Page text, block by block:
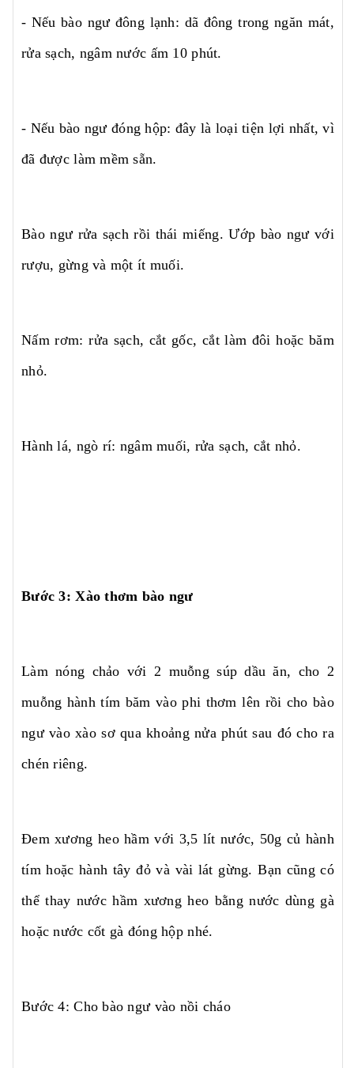
- Nếu bào ngư đông lạnh: dã đông trong ngăn mát,
rửa sạch, ngâm nước ấm 10 phút.
- Nếu bào ngư đóng hộp: đây là loại tiện lợi nhất, vì
đã được làm mềm sẵn.
Bào ngư rửa sạch rồi thái miếng. Ướp bào ngư với
rượu, gừng và một ít muối.
Nấm rơm: rửa sạch, cắt gốc, cắt làm đôi hoặc băm
nhỏ.
Hành lá, ngò rí: ngâm muối, rửa sạch, cắt nhỏ.
Bước 3: Xào thơm bào ngư
Làm nóng chảo với 2 muỗng súp dầu ăn, cho 2
muỗng hành tím băm vào phi thơm lên rồi cho bào
ngư vào xào sơ qua khoảng nửa phút sau đó cho ra
chén riêng.
Đem xương heo hầm với 3,5 lít nước, 50g củ hành
tím hoặc hành tây đỏ và vài lát gừng. Bạn cũng có
thể thay nước hầm xương heo bằng nước dùng gà
hoặc nước cốt gà đóng hộp nhé.
Bước 4: Cho bào ngư vào nồi cháo